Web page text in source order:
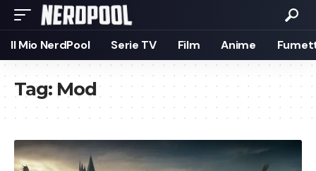
Il Mio NerdPool Serie TV Film Anime
Tag: Mod